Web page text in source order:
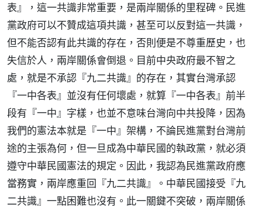
表』，這一共識非常重要，是兩岸關係的里程碑。民進
黨政府可以不贊成這項共識，甚至可以反對這一共識，
但不能否認有此共識的存在，否則便是不尊重歷史，也
失信於人，兩岸關係會倒退。目前中央政府最不智之
處，就是不承認『九二共識』的存在，其實台灣承認
『一中各表』並沒有任何壞處，就算『一中各表』前半
段有『一中』字樣，也並不意味台灣向中共投降，因為
我們的憲法本就是『一中』架構，不論民進黨對台灣前
途的主張為何，但一旦成為中華民國的執政黨，就必須
遵守中華民國憲法的規定。因此，我認為民進黨政府應
當務實，兩岸應重回『九二共識』。中華民國接受『九
二共識』一點困難也沒有。此一關鍵不突破，兩岸關係